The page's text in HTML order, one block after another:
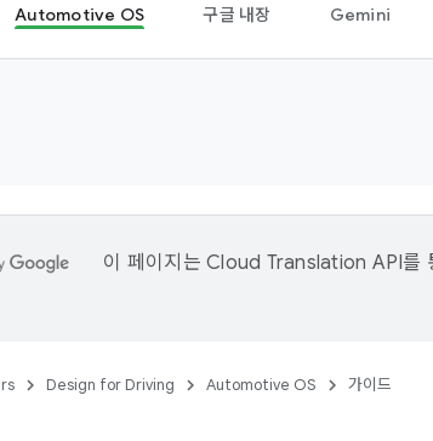
Automotive OS 구글 내장 Gemini
이 페이지는 Cloud Translation API를
Design for Driving Automotive OS 가이드